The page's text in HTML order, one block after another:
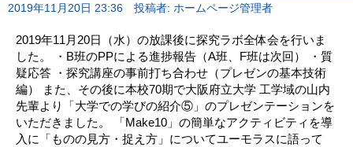
2019年11月20日 23:36 投稿者: ホームページ管理者
2019年11月20日（水）の放課後に探究ラボ全体会を行いま
した。 ・B班のPPによる進捗報告（A班、F班は次回） ・質
疑応答 ・探究講座の事前打ち合わせ（プレゼンの基本技術
編） また、その後に本校70期で大阪府立大学 工学域の山内
先輩より「大学での学びの紹介⑤」のプレゼンテーションを
いただきました。 「Make10」の簡単なアクティビティを導
入に「ものの見方・捉え方」についてユーモラスに語って